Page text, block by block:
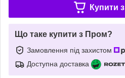
Купити з
Що таке купити з Пром?
Замовлення під захистом
Доступна доставка